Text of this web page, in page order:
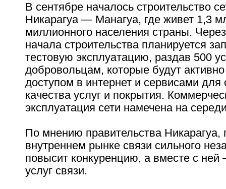
В сентябре началось строительство
Никарагуа — Манагуа, где живет 1,3
миллионного населения страны.
начала строительства планируется
тестовую эксплуатацию, раздав 500
добровольцам, которые будут
доступом в интернет и сервисами для
качества услуг и покрытия.
эксплуатация сети намечена на
По мнению правительства Никарагуа,
внутреннем рынке связи сильного
повысит конкуренцию, а вместе с ней
услуг связи.